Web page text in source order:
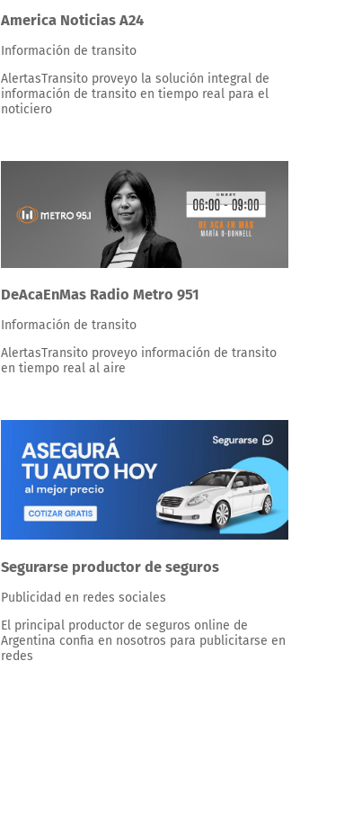
America Noticias A24
Información de transito
AlertasTransito proveyo la solución integral de
información de transito en tiempo real para el
noticiero
DeAcaEnMas Radio Metro 951
Información de transito
AlertasTransito proveyo información de transito
en tiempo real al aire
Segurarse productor de seguros
Publicidad en redes sociales
El principal productor de seguros online de
Argentina confia en nosotros para publicitarse en
redes